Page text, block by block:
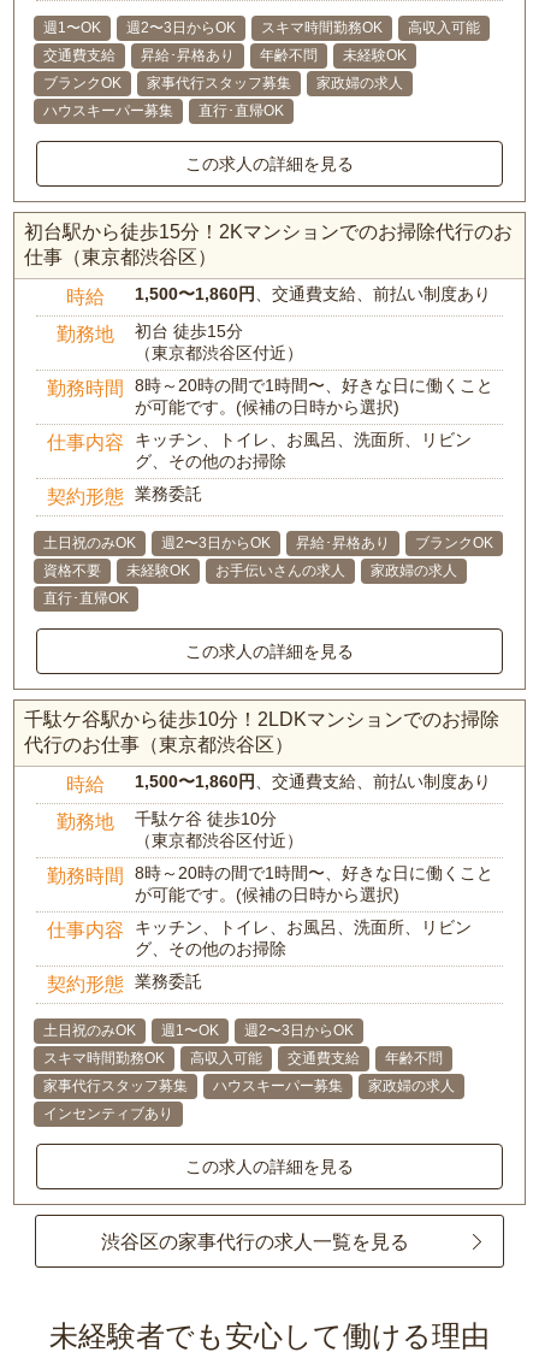
週1〜OK 週2〜3日からOK スキマ時間勤務OK
高収入可能
交通費支給
昇給･昇格あり 年齢不問
未経験OK
ブランクOK
家事代行スタッフ募集
家政婦の求人
ハウスキーパー募集
直行･直帰OK
この求人の詳細を見る
初台駅から徒歩15分！2Kマンションでのお掃除代行のお
仕事（東京都渋谷区）
時給 1,500〜1,860円 、交通費支給、前払い制度あり
勤務地
初台 徒歩15分
（東京都渋谷区付近）
勤務時間
8時～20時の間で1時間〜、好きな日に働くこと
が可能です。(候補の日時から選択)
仕事内容
キッチン、トイレ、お風呂、洗面所、リビン
グ、その他のお掃除
契約形態 業務委託
土日祝のみOK 週2〜3日からOK 昇給･昇格あり
ブランクOK
資格不要
未経験OK お手伝いさんの求人
家政婦の求人
直行･直帰OK
この求人の詳細を見る
千駄ケ谷駅から徒歩10分！2LDKマンションでのお掃除
代行のお仕事（東京都渋谷区）
時給 1,500〜1,860円 、交通費支給、前払い制度あり
勤務地
千駄ケ谷 徒歩10分
（東京都渋谷区付近）
勤務時間
8時～20時の間で1時間〜、好きな日に働くこと
が可能です。(候補の日時から選択)
仕事内容
キッチン、トイレ、お風呂、洗面所、リビン
グ、その他のお掃除
契約形態 業務委託
土日祝のみOK 週1〜OK
週2〜3日からOK
スキマ時間勤務OK
高収入可能 交通費支給
年齢不問
家事代行スタッフ募集
ハウスキーパー募集
家政婦の求人
インセンティブあり
この求人の詳細を見る
渋谷区の家事代行の求人一覧を見る
未経験者でも安心して働ける理由